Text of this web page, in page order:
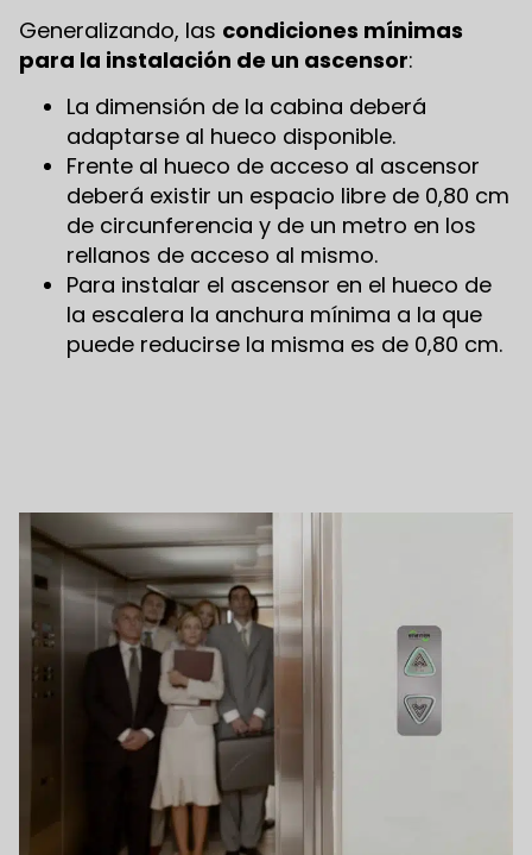
Generalizando, las condiciones mínimas
para la instalación de un ascensor:
La dimensión de la cabina deberá
adaptarse al hueco disponible.
Frente al hueco de acceso al ascensor
deberá existir un espacio libre de 0,80 cm
de circunferencia y de un metro en los
rellanos de acceso al mismo.
Para instalar el ascensor en el hueco de
la escalera la anchura mínima a la que
puede reducirse la misma es de 0,80 cm.